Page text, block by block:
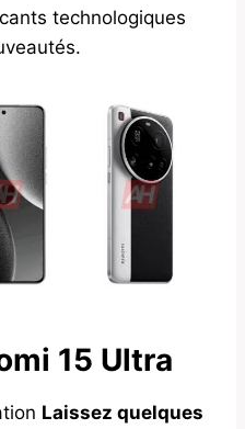
technologiques
15 Ultra
Laissez quelques